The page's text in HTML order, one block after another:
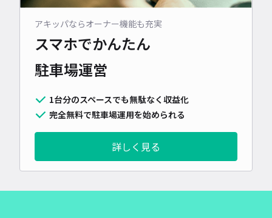
アキッパならオーナー機能も充実
スマホでかんたん
駐車場運営
1台分のスペースでも無駄なく収益化
完全無料で駐車場運用を始められる
詳しく見る